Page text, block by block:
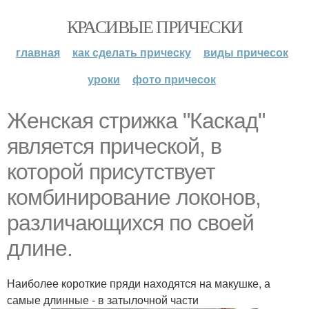
КРАСИВЫЕ ПРИЧЕСКИ
главная как сделать прическу
виды причесок
уроки
фото причесок
Женская стрижка "Каскад"
является прической, в
которой присутствует
комбинирование локонов,
различающихся по своей
длине.
Наиболее короткие пряди находятся на макушке, а
самые длинные - в затылочной части